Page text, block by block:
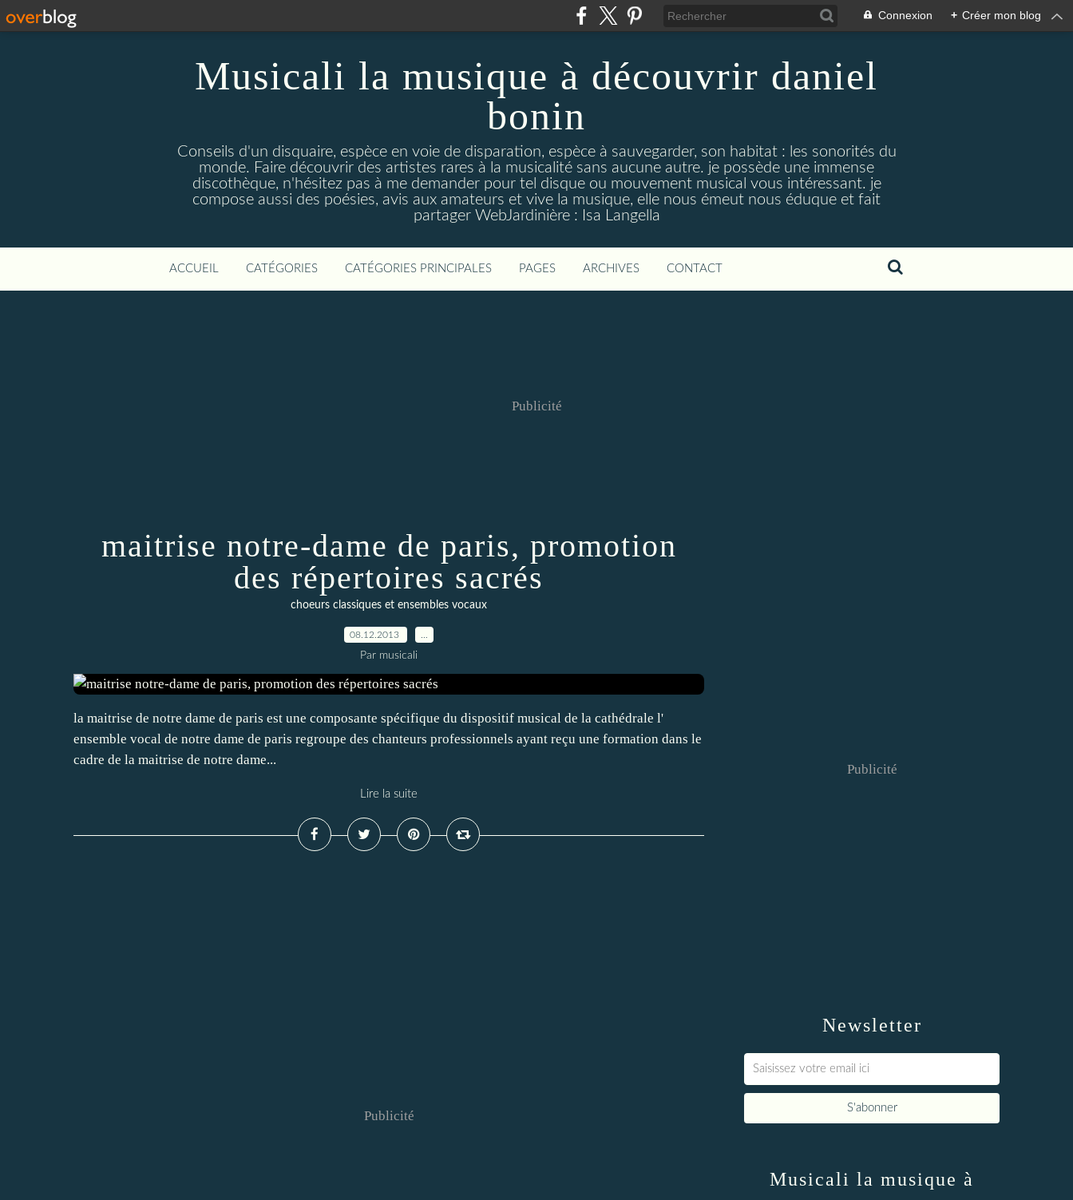
Connexion + Créer mon blog
Musicali la musique à découvrir daniel
bonin
Conseils d'un disquaire, espèce en voie de disparation, espèce à sauvegarder, son habitat : les sonorités du
monde. Faire découvrir des artistes rares à la musicalité sans aucune autre. je possède une immense
discothèque, n'hésitez pas à me demander pour tel disque ou mouvement musical vous intéressant. je
compose aussi des poésies, avis aux amateurs et vive la musique, elle nous émeut nous éduque et fait
partager WebJardinière : Isa Langella
ACCUEIL CATÉGORIES CATÉGORIES PRINCIPALES PAGES ARCHIVES CONTACT
Publicité
maitrise notre-dame de paris, promotion
des répertoires sacrés
choeurs classiques et ensembles vocaux
08.12.2013
Par musicali
la maitrise de notre dame de paris est une composante spécifique du dispositif musical de la cathédrale l'
ensemble vocal de notre dame de paris regroupe des chanteurs professionnels ayant reçu une formation dans le
cadre de la maitrise de notre dame...
Lire la suite
Publicité
Newsletter
Publicité
Musicali la musique à